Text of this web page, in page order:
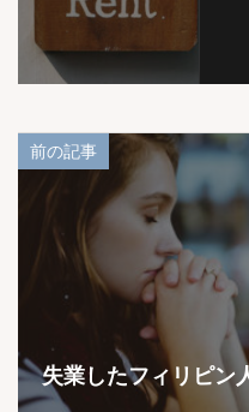
前の記事
失業したフィリピン